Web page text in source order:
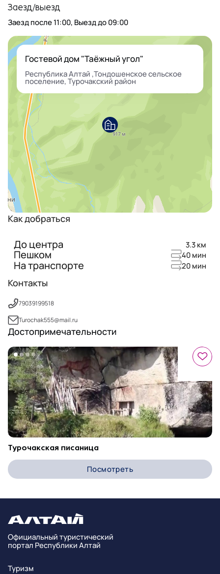
Заезд/выезд
Заезд после11:00, Выезд до09:00
Гостевой дом "Таёжный угол"
Республика Алтай ,Тондошенское сельское
поселение, Турочакский район
Как добраться
До центра 3.3 км
Пешком 40 мин
На транспорте 20 мин
Контакты
79039199518
Turochak555@mail.ru
Достопримечательности
Турочакская писаница
Посмотреть
Официальный туристический
портал Республики Алтай
Туризм